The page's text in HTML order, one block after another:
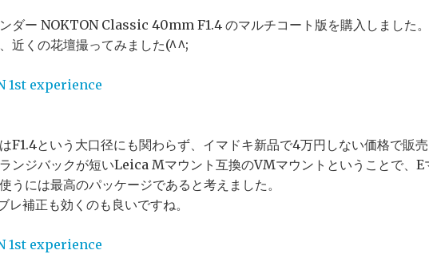
ダー NOKTON Classic 40mm F1.4 のマルチコート版を購入しました。
近くの花壇撮ってみました(^^;
F1.4という大口径にも関わらず、イマドキ新品で4万円しない価格で販売
ンジバックが短いLeica Mマウント互換のVMマウントということで、E
うには最高のパッケージであると考えました。
レ補正も効くのも良いですね。